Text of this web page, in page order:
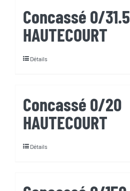
Concassé 0/31.5
HAUTECOURT
Détails
Concassé 0/20
HAUTECOURT
Détails